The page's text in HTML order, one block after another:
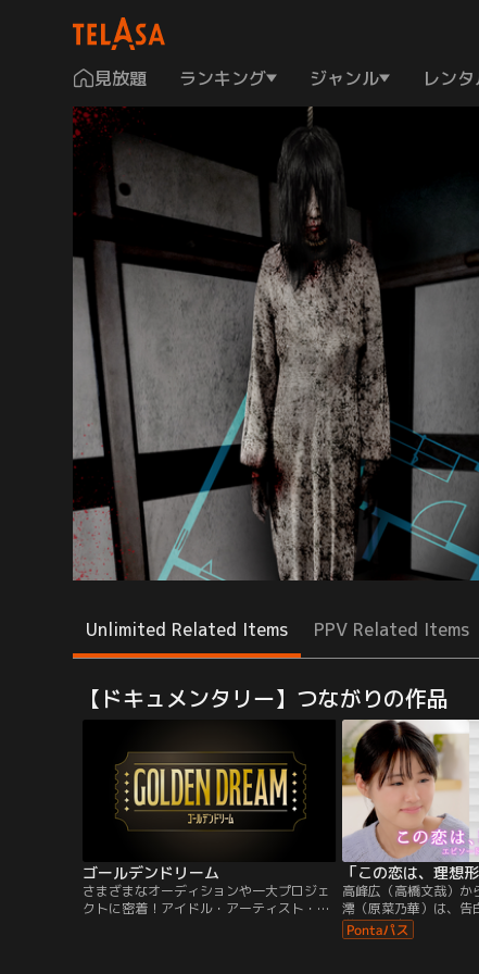
見放題 ランキング ジャンル レン
Unlimited Related Items PPV Related Items
【ドキュメンタリー】つながりの作品
ゴールデンドリーム
さまざまなオーディションや一大プロジェ
クトに密着！アイドル・アーティスト・俳
「この恋は、理想
高峰広（高橋文哉）か
澪（原菜乃華）は、告
学年上の広の教室を覗
広はクラスメイトの瀧